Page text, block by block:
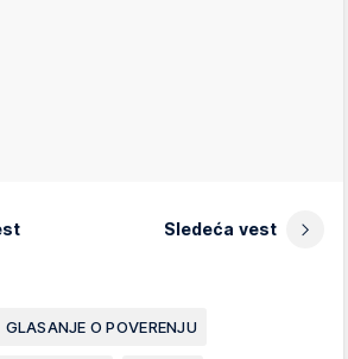
Sledeća vest
GLASANJE O POVERENJU